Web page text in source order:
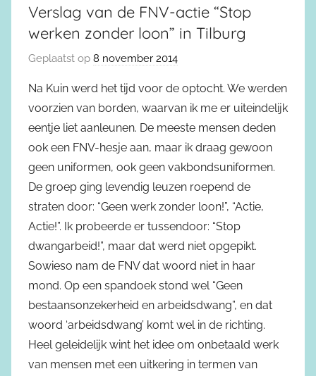
Verslag van de FNV-actie “Stop
werken zonder loon” in Tilburg
Geplaatst op 8 november 2014
Na Kuin werd het tijd voor de optocht. We werden
voorzien van borden, waarvan ik me er uiteindelijk
eentje liet aanleunen. De meeste mensen deden
ook een FNV-hesje aan, maar ik draag gewoon
geen uniformen, ook geen vakbondsuniformen.
De groep ging levendig leuzen roepend de
straten door: “Geen werk zonder loon!”, “Actie,
Actie!”. Ik probeerde er tussendoor: “Stop
dwangarbeid!”, maar dat werd niet opgepikt.
Sowieso nam de FNV dat woord niet in haar
mond. Op een spandoek stond wel “Geen
bestaansonzekerheid en arbeidsdwang”, en dat
woord ‘arbeidsdwang’ komt wel in de richting.
Heel geleidelijk wint het idee om onbetaald werk
van mensen met een uitkering in termen van